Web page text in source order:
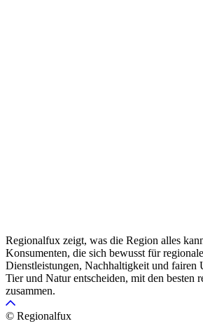
Regionalfux zeigt, was die Region alles
Konsumenten, die sich bewusst für
Dienstleistungen, Nachhaltigkeit und fairen
Tier und Natur entscheiden, mit den besten
zusammen.
© Regionalfux